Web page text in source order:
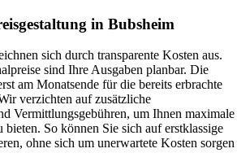
in Bubsheim
sich durch transparente Kosten aus.
sind Ihre Ausgaben planbar. Die
am Monatsende für die bereits erbrachte
verzichten auf zusätzliche
Vermittlungsgebühren, um Ihnen maximale
bieten. So können Sie sich auf erstklassige
ohne sich um unerwartete Kosten sorgen